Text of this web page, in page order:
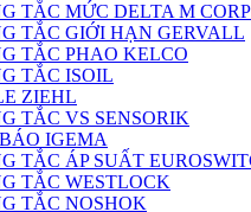
TẮC MỨC DELTA M
TẮC GIỚI HẠN GERVALL
TẮC PHAO KELCO
TẮC ISOIL
ZIEHL
TẮC VS SENSORIK
IGEMA
TẮC ÁP SUẤT
TẮC WESTLOCK
TẮC NOSHOK